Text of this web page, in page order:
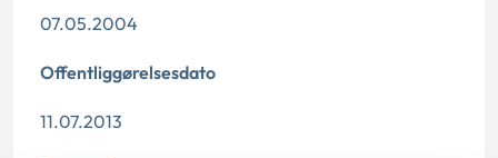
07.05.2004
Offentliggørelsesdato
11.07.2013